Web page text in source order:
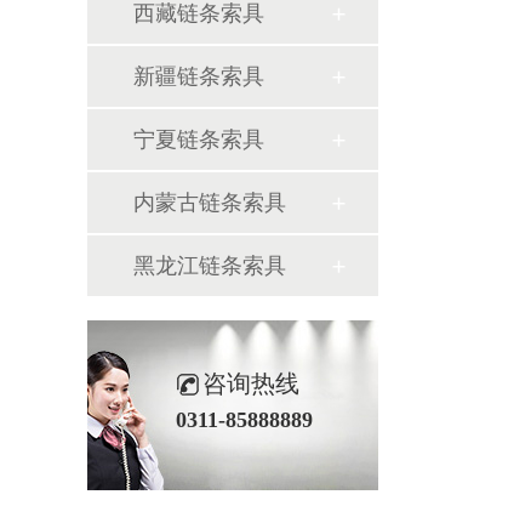
西藏链条索具
新疆链条索具
宁夏链条索具
内蒙古链条索具
黑龙江链条索具
咨询热线
0311-85888889